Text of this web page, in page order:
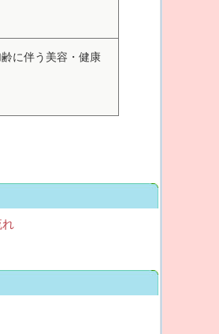
に伴う美容・健康
れ